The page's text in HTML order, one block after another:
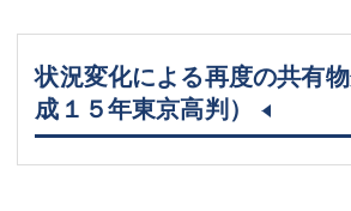
状況変化による再度の共有
成１５年東京高判）